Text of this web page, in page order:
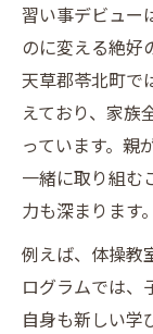
ズに
家族
体験
成長を支
習い
う
発達
の選
習い
習い事デビュー
のに変える絶好
天草郡苓北町で
えており、家族
っています。親
一緒に取り組む
力も深まります。
例えば、体操教
ログラムでは、
自身も新しい学